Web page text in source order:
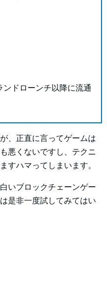
ドローンチ以降に流通
、正直に言ってゲームは
悪くないですし、テクニ
すハマってしまいます。
いブロックチェーンゲー
是非一度試してみてはい